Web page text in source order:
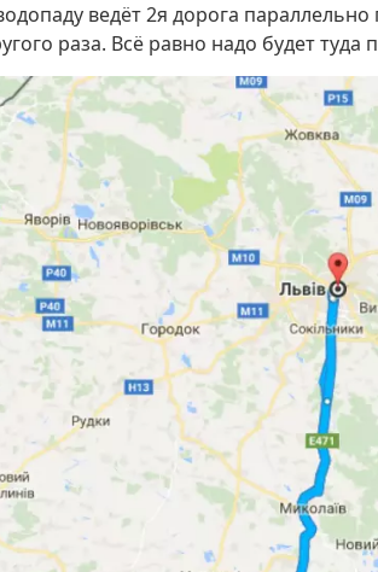
ведёт 2я дорога
раза. Всё равно надо будет туда